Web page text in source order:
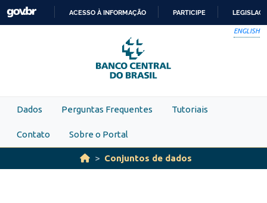
Skip to main content
PARA
O
CONTEÚDO
ACESSO À INFORMAÇÃO PARTICIPE
ENGLISH
Dados Perguntas Frequentes Tutoriais
Contato Sobre o Portal
Conjuntos de dados